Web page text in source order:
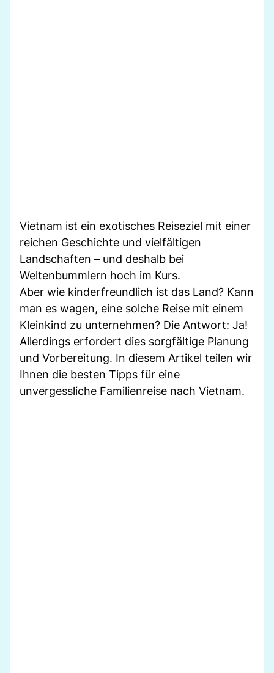
Vietnam ist ein exotisches Reiseziel mit einer
reichen Geschichte und vielfältigen
Landschaften – und deshalb bei
Weltenbummlern hoch im Kurs.
Aber wie kinderfreundlich ist das Land? Kann
man es wagen, eine solche Reise mit einem
Kleinkind zu unternehmen? Die Antwort: Ja!
Allerdings erfordert dies sorgfältige Planung
und Vorbereitung. In diesem Artikel teilen wir
Ihnen die besten Tipps für eine
unvergessliche Familienreise nach Vietnam.